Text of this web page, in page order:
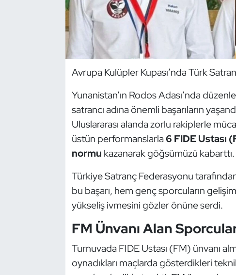
Avrupa Kulüpler Kupası’nda Türk
Yunanistan’ın Rodos Adası’nda
satrancı adına önemli başarıların
Uluslararası alanda zorlu rakiplerle
üstün performanslarla6 FIDE Ustası
normu kazanarak göğsümüzü kabarttı.
Türkiye Satranç Federasyonu
bu başarı, hem genç sporcuların
yükseliş ivmesini gözler önüne serdi.
FM Ünvanı Alan
Turnuvada FIDE Ustası (FM) ünvanı
oynadıkları maçlarda gösterdikleri
Dans Sporları
Dövüş Sanatı
Hava Sporları